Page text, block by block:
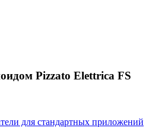
Pizzato Elettrica FS